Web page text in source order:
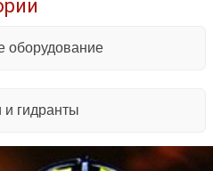
оборудование
и гидранты